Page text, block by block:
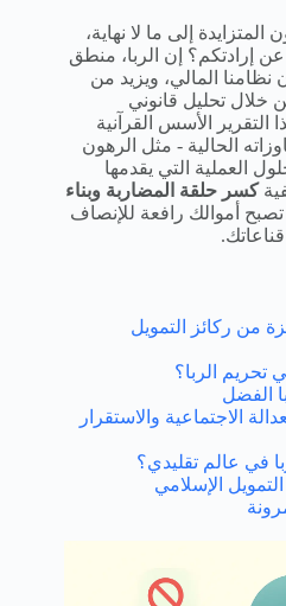
إلى ما لا نهاية،
إرادتكم؟ إن الربا، منطق
نظامنا المالي، ويزيد من
خلال تحليل قانوني
الأسس القرآنية
الحالية - مثل الرهون
العملية التي يقدمها
كسر حلقة المضاربة وبناء
أموالك رافعة للإنصاف
من ركائز التمويل
تحريم الربا؟
الفضل
الاجتماعية والاستقرار
في عالم تقليدي؟
التمويل الإسلامي